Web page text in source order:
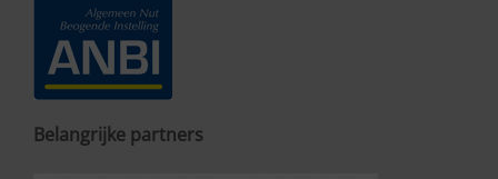
Belangrijke partners